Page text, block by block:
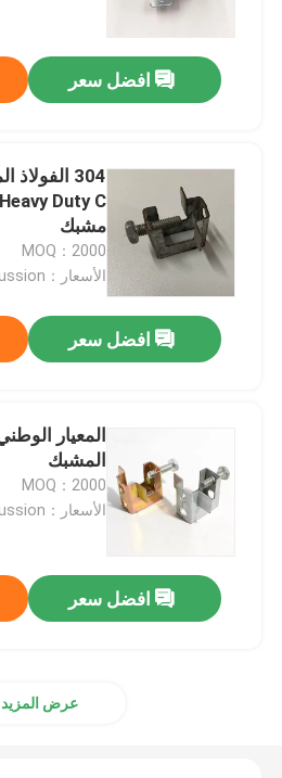
افضل سعر
مشبك
MOQ：2000
الأسعار：Discussion
افضل سعر
المشبك
MOQ：2000
الأسعار：Discussion
افضل سعر
عرض المزيد